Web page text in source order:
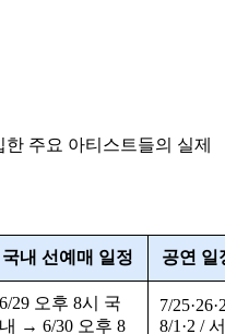
한 주요 아티스트들의 실제
국내 선예매 일정 공연 일
6/29 오후 8시 국
내 → 6/30 오후 8
7/
8/1·2 /